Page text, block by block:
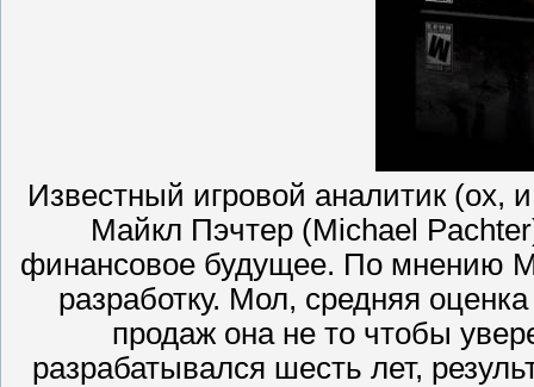
Известный игровой аналитик (ох,
Майкл Пэчтер (Michael
финансовое будущее. По мнению
разработку. Мол, средняя
продаж она не то чтобы
разрабатывался шесть лет,